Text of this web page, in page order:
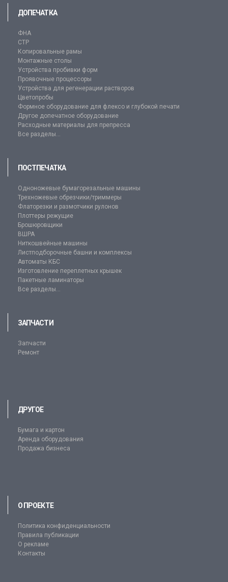
ДОПЕЧАТКА
ФНА
CTP
Копировальные рамы
Монтажные столы
Устройства пробивки форм
Проявочные процессоры
Устройства для регенерации растворов
Цветопробы
Формное оборудование для флексо и глубокой печати
Другое допечатное оборудование
Расходные материалы для препресса
Все разделы...
ПОСТПЕЧАТКА
Одноножевые бумагорезальные машины
Трехножевые обрезчики/триммеры
Флаторезки и размотчики рулонов
Плоттеры режущие
Брошюровщики
ВШРА
Ниткошвейные машины
Листподборочные башни и комплексы
Автоматы КБС
Изготовление переплетных крышек
Пакетные ламинаторы
Все разделы...
ЗАПЧАСТИ
Запчасти
Ремонт
ДРУГОЕ
Бумага и картон
Аренда оборудования
Продажа бизнеса
О ПРОЕКТЕ
Политика конфиденциальности
Правила публикации
О рекламе
Контакты